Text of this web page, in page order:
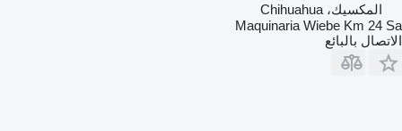
المكسيك، Chihuahua
Maquinaria Wiebe Km 24 Sa
الاتصال بالبائع